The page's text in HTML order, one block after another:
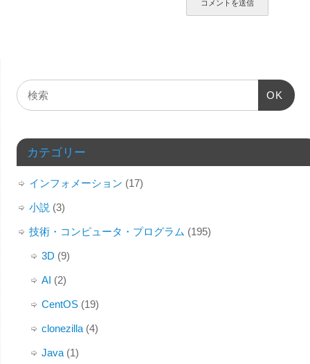
OK
カテゴリー
インフォメーション (17)
小説 (3)
技術・コンピュータ・プログラム (195)
3D (9)
AI (2)
CentOS(19)
clonezilla(4)
Java(1)